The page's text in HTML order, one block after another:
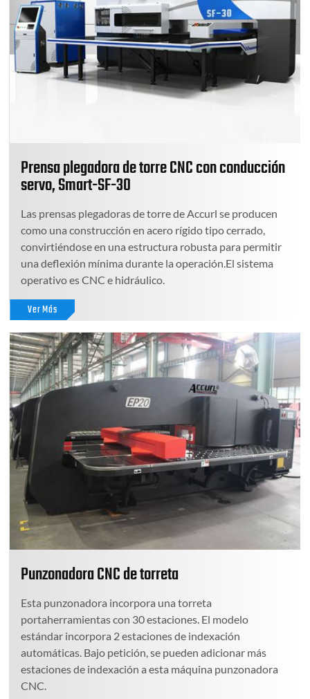
Prensa plegadora de torre CNC con conducción
servo, Smart-SF-30
Las prensas plegadoras de torre de Accurl se producen
como una construcción en acero rígido tipo cerrado,
convirtiéndose en una estructura robusta para permitir
una deflexión mínima durante la operación.El sistema
operativo es CNC e hidráulico.
Ver Más
Punzonadora CNC de torreta
Esta punzonadora incorpora una torreta
portaherramientas con 30 estaciones. El modelo
estándar incorpora 2 estaciones de indexación
automáticas. Bajo petición, se pueden adicionar más
estaciones de indexación a esta máquina punzonadora
CNC.